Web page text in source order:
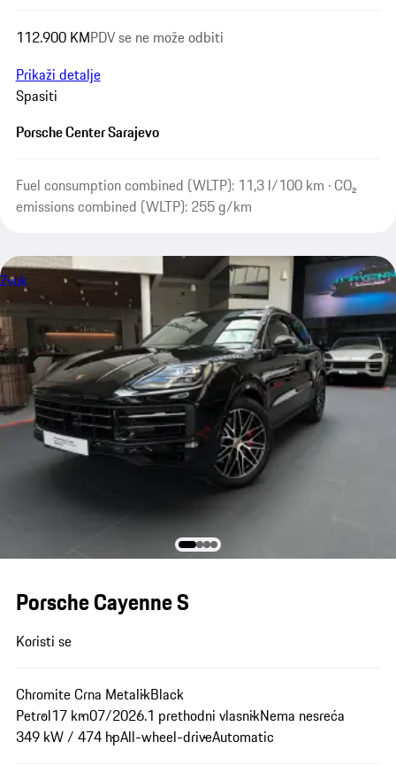
112.900 KMPDV se ne može odbiti
Prikaži detalje
Spasiti
Porsche Center Sarajevo
Fuel consumption combined (WLTP): 11,3 l/100 km · CO₂
emissions combined (WLTP): 255 g/km
Zvuk
Porsche Cayenne S
Koristi se
Chromite Crna MetalikBlack
Petrol17 km07/2026.1 prethodni vlasnikNema nesreća
349 kW / 474 hpAll-wheel-driveAutomatic